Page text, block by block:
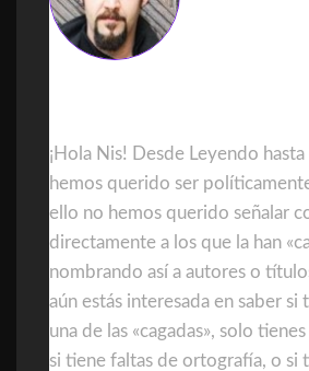
¡Hola Nis! Desde Leyendo
hemos querido ser
ello no hemos querido señalar
directamente a los que la han
nombrando así a autores o
aún estás interesada en saber si
una de las «cagadas», solo
si tiene faltas de ortografía, o si